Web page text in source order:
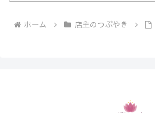
ホーム 店主のつぶやき